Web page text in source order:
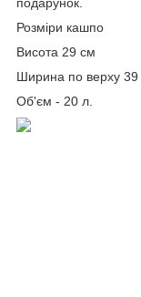
Розміри кашпо
Висота 29 см
Ширина по верху 39
Об'єм - 20 л.